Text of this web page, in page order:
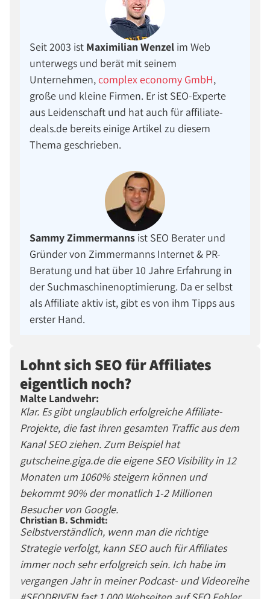
Seit 2003 ist Maximilian Wenzel im Web
unterwegs und berät mit seinem
Unternehmen,complex economy GmbH,
große und kleine Firmen. Er ist SEO-Experte
aus Leidenschaft und hat auch für affiliate-
deals.de bereits einige Artikel zu diesem
Thema geschrieben.
Sammy Zimmermanns ist SEO Berater und
Gründer von Zimmermanns Internet & PR-
Beratung und hat über 10 Jahre Erfahrung in
der Suchmaschinenoptimierung. Da er selbst
als Affiliate aktiv ist, gibt es von ihm Tipps aus
erster Hand.
Lohnt sich SEO für Affiliates
eigentlich noch?
Malte Landwehr:
Klar. Es gibt unglaublich erfolgreiche Affiliate-
Projekte, die fast ihren gesamten Traffic aus dem
Kanal SEO ziehen. Zum Beispiel hat
gutscheine.giga.de die eigene SEO Visibility in 12
Monaten um 1060% steigern können und
bekommt 90% der monatlich 1-2 Millionen
Besucher von Google.
Christian B. Schmidt:
Selbstverständlich, wenn man die richtige
Strategie verfolgt, kann SEO auch für Affiliates
immer noch sehr erfolgreich sein. Ich habe im
vergangen Jahr in meiner Podcast- und Videoreihe